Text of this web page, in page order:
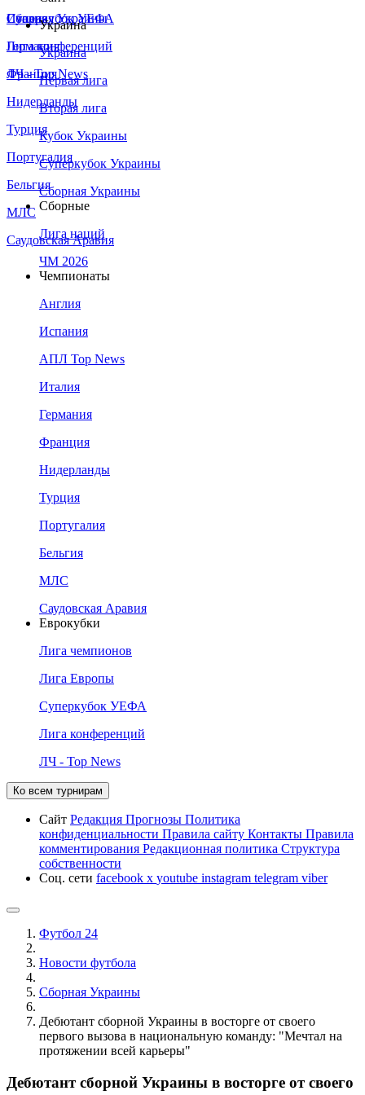
Сборная Украины
Италия
Германия
Франция
Нидерланды
Турция
Португалия
Бельгия
МЛС
Саудовская Аравия
Суперкубок УЕФА
Лига конференций
ЛЧ - Top News
Украина
Украина
Первая лига
Вторая лига
Кубок Украины
Суперкубок Украины
Сборная Украины
Сборные
Лига наций
ЧМ 2026
Чемпионаты
Англия
Испания
АПЛ Top News
Италия
Германия
Франция
Нидерланды
Турция
Португалия
Бельгия
МЛС
Саудовская Аравия
Еврокубки
Лига чемпионов
Лига Европы
Суперкубок УЕФА
Лига конференций
ЛЧ - Top News
Ко всем турнирам
Сайт Редакция Прогнозы Политика
конфиденциальности Правила сайту Контакты Правила
комментирования Редакционная политика Структура
собственности
Соц. сети facebook x youtube instagram telegram viber
Футбол 24
Новости футбола
Сборная Украины
Дебютант сборной Украины в восторге от своего
первого вызова в национальную команду: "Мечтал на
протяжении всей карьеры"
Дебютант сборной Украины в восторге от своего